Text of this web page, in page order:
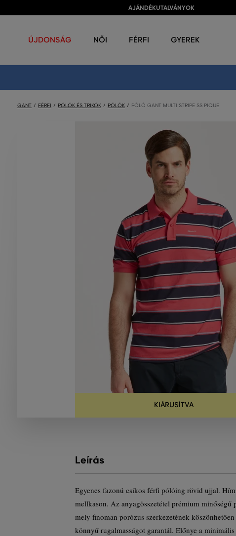
AJÁNDÉKUTALVÁNYOK
ÚJDONSÁG NŐI FÉRFI GYEREK
GANT FÉRFI PÓLÓK ÉS TRIKÓK PÓLÓK PÓLÓ GANT MULTI STRIPE SS PIQUE
KIÁRUSÍTVA
Leírás
Egyenes fazonú csíkos férfi pólóing rövid ujjal.
mellkason. Az anyagösszetétel prémium minőségű
mely finoman porózus szerkezetének köszönhetően
könnyű rugalmasságot garantál. Előnye a